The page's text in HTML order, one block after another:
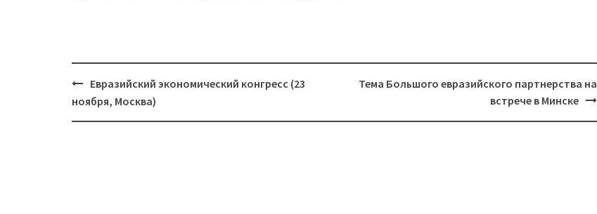
Навигация
Евразийский экономический конгресс (23
ноября, Москва)
Тема Большого евразийского партнерства на
встрече в Минске